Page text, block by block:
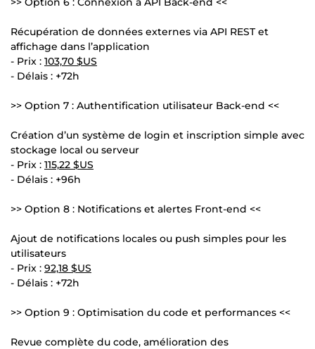
Récupération de données externes via API REST et
affichage dans l’application
- Prix : 103,70 $US
- Délais : +72h
>> Option 7 : Authentification utilisateur Back-end <<
Création d’un système de login et inscription simple avec
stockage local ou serveur
- Prix : 115,22 $US
- Délais : +96h
>> Option 8 : Notifications et alertes Front-end <<
Ajout de notifications locales ou push simples pour les
utilisateurs
- Prix : 92,18 $US
- Délais : +72h
>> Option 9 : Optimisation du code et performances <<
Revue complète du code, amélioration des